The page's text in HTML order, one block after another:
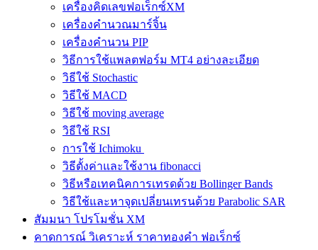
เครื่องคิดเลขฟอเร็กซ์XM
เครื่องคำนวณมาร์จิ้น
เครื่องคำนวน PIP
วิธีการใช้แพลตฟอร์ม MT4 อย่างละเอียด
วิธีใช้ Stochastic
วิธีใช้ MACD
วิธีใช้ moving average
วิธีใช้ RSI
การใช้ Ichimoku
วิธีตั้งค่าและใช้งาน fibonacci
วิธีหรือเทคนิคการเทรดด้วย Bollinger Bands
วิธีใช้และหาจุดเปลี่ยนเทรนด้วย Parabolic SAR
สัมมนา โปรโมชั่น XM
คาดการณ์ วิเคราะห์ ราคาทองคำ ฟอเร็กซ์